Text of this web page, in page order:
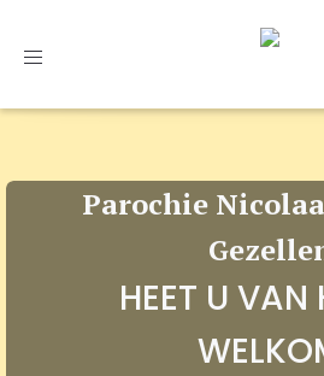
Toggle
Parochie
HEET U VAN